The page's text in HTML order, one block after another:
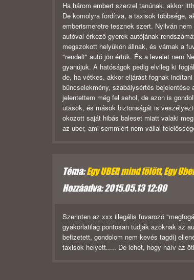
Ha három embert szerzel tanúnak, akkor
De komolyra fordítva, a taxisok többsége,
emberismeretre tesznek szert. Nyilván
autóval érkező gyerek autójának
megszokott helyükön állnak, és várnak a
"rendelt" autó jön értük. És a levelet nem
gyanújuk. A hatóságok pedig elvileg ki
de, ha vétkes, akkor eljárást fognak
bűncselekmény, szabálysértés
jelentettem még fel sehol, de azon is
utasok, és mások biztonságát is
okozott saját hibás baleset miatt valaki
az uber, ami semmiért nem vállal
Téma:Egy UBER mind fölött, Egy
Hozzáadva: 2015.05.13 12:00
Szerinten az xxx illegális fuvarozó
gyakorlatilag pontosan tudják azoknak az
befizetett, gondolom nem kevés tagdíj
taxisok helyett..... De lehet, hogy naív az